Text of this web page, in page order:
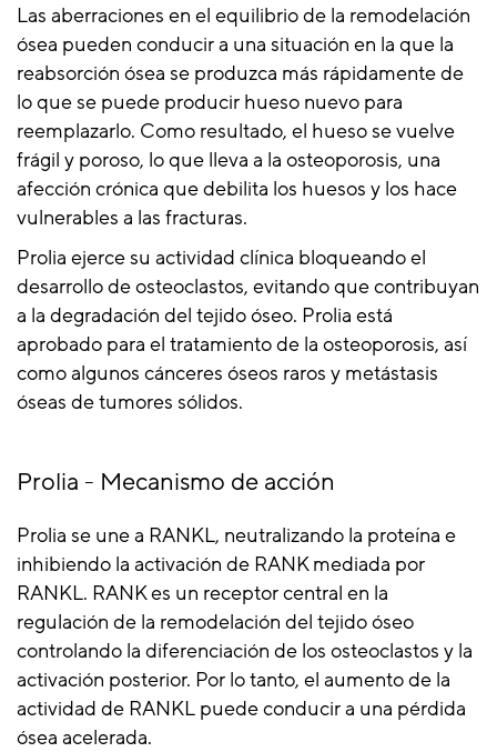
Las aberraciones en el equilibrio de la remodelación
ósea pueden conducir a una situación en la que la
reabsorción ósea se produzca más rápidamente de
lo que se puede producir hueso nuevo para
reemplazarlo. Como resultado, el hueso se vuelve
frágil y poroso, lo que lleva a la osteoporosis, una
afección crónica que debilita los huesos y los hace
vulnerables a las fracturas.
Prolia ejerce su actividad clínica bloqueando el
desarrollo de osteoclastos, evitando que contribuyan
a la degradación del tejido óseo. Prolia está
aprobado para el tratamiento de la osteoporosis, así
como algunos cánceres óseos raros y metástasis
óseas de tumores sólidos.
Prolia - Mecanismo de acción
Prolia se une a RANKL, neutralizando la proteína e
inhibiendo la activación de RANK mediada por
RANKL. RANK es un receptor central en la
regulación de la remodelación del tejido óseo
controlando la diferenciación de los osteoclastos y la
activación posterior. Por lo tanto, el aumento de la
actividad de RANKL puede conducir a una pérdida
ósea acelerada.